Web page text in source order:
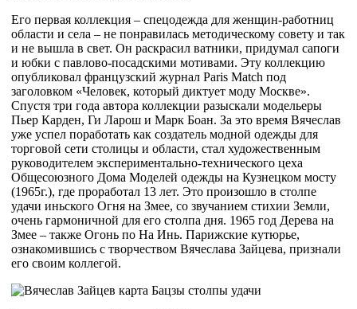
Его первая коллекция – спецодежда для женщин-работниц
области и села – не понравилась методическому совету и так
и не вышла в свет. Он раскрасил ватники, придумал сапоги
и юбки с павлово-посадскими мотивами. Эту коллекцию
опубликовал французский журнал Paris Match под
заголовком «Человек, который диктует моду Москве».
Спустя три года автора коллекции разыскали модельеры
Пьер Карден, Ги Ларош и Марк Боан. За это время Вячеслав
уже успел поработать как создатель модной одежды для
торговой сети столицы и области, стал художественным
руководителем экспериментально-технического цеха
Общесоюзного Дома Моделей одежды на Кузнецком мосту
(1965г.), где проработал 13 лет. Это произошло в столпе
удачи иньского Огня на Змее, со звучанием стихии Земли,
очень гармоничной для его столпа дня. 1965 год Дерева на
Змее – также Огонь по На Инь. Парижские кутюрье,
ознакомившись с творчеством Вячеслава Зайцева, признали
его своим коллегой.